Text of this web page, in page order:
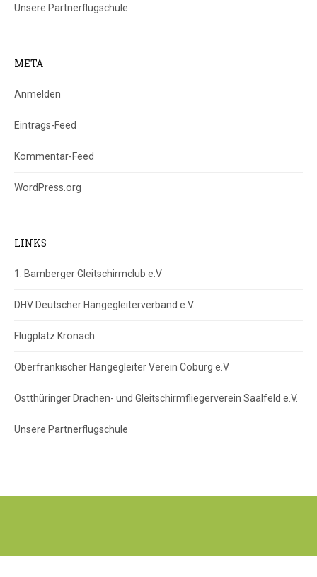
Unsere Partnerflugschule
META
Anmelden
Eintrags-Feed
Kommentar-Feed
WordPress.org
LINKS
1. Bamberger Gleitschirmclub e.V
DHV Deutscher Hängegleiterverband e.V.
Flugplatz Kronach
Oberfränkischer Hängegleiter Verein Coburg e.V
Ostthüringer Drachen- und Gleitschirmfliegerverein Saalfeld e.V.
Unsere Partnerflugschule